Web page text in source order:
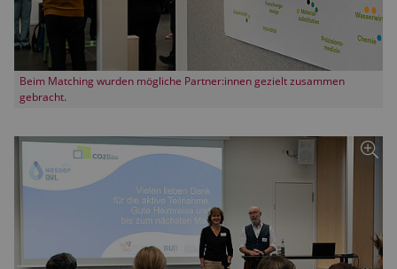
Beim Matching wurden mögliche Partner:innen gezielt zusammen
gebracht.